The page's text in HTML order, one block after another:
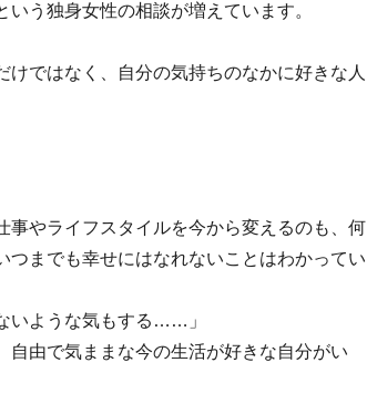
う独身女性の相談が増えています。
ではなく、自分の気持ちのなかに好きな人
事やライフスタイルを今から変えるのも、何
までも幸せにはなれないことはわかってい
いような気もする……」
自由で気ままな今の生活が好きな自分がい